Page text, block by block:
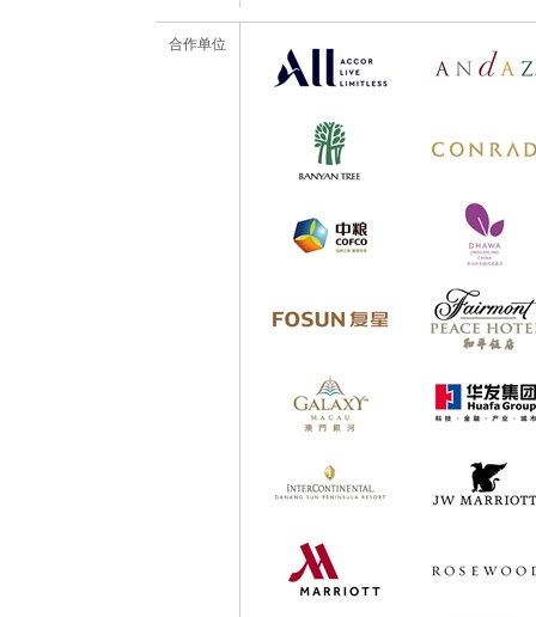
合作单位